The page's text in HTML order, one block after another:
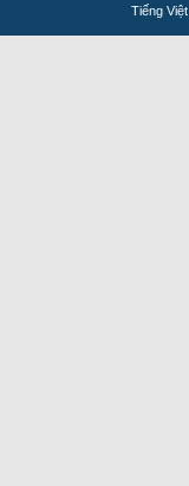
Tiếng Việt